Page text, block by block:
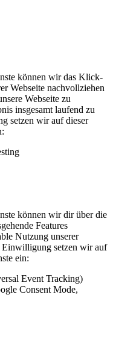
können wir das Klick-
Webseite nachvollziehen
Webseite zu
insgesamt laufend zu
setzen wir auf dieser
können wir dir über die
Features
Nutzung unserer
setzen wir auf
ein:
Event Tracking)
Consent Mode,